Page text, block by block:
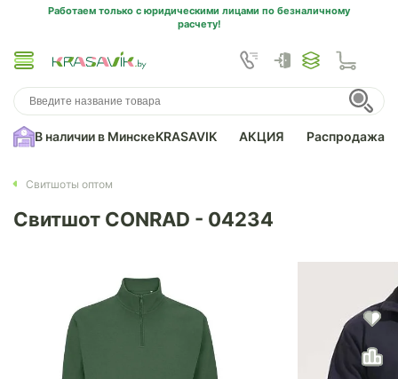
Работаем только с юридическими лицами по безналичному
расчету!
В наличии в МинскеKRASAVIK АКЦИЯ Распродажа
Свитшоты оптом
Свитшот CONRAD - 04234